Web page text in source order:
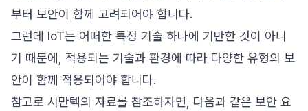
부터 보안이 함께 고려되어야 합니다.
그런데 IoT는 어떠한 특정 기술 하나에 기반한 것이 아니
기 때문에, 적용되는 기술과 환경에 따라 다양한 유형의 보
안이 함께 적용되어야 합니다.
참고로 시만텍의 자료를 참조하자면, 다음과 같은 보안 요